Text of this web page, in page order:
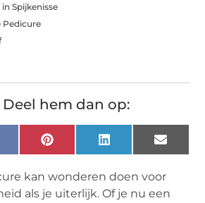
Spijkenisse
Pedicure
hem dan op:
Pinterest LinkedIn Email
kan wonderen doen voor
als je uiterlijk. Of je nu een